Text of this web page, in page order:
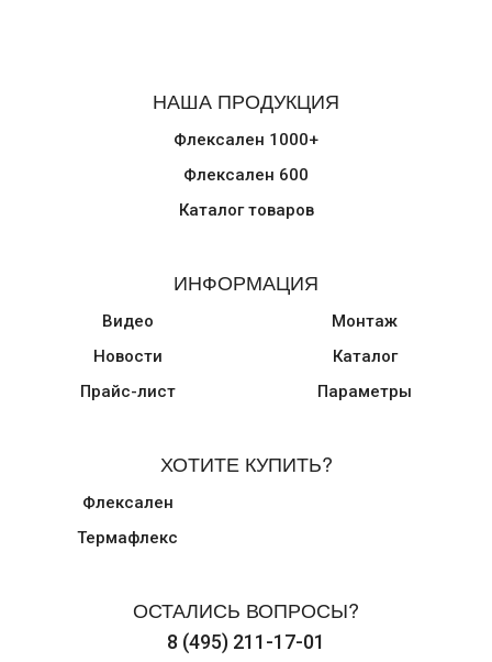
НАША ПРОДУКЦИЯ
Флексален 1000+
Флексален 600
Каталог товаров
ИНФОРМАЦИЯ
Видео
Новости
Прайс-лист
Монтаж
Каталог
Параметры
ХОТИТЕ КУПИТЬ?
Флексален
Термафлекс
ОСТАЛИСЬ ВОПРОСЫ?
8 (495) 211-17-01